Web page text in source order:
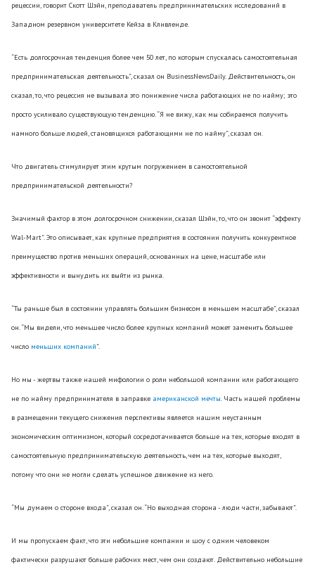
рецессии, говорит Скотт Шэйн, преподаватель предпринимательских исследований в
Западном резервном университете Кейза в Кливленде.
“Есть долгосрочная тенденция более чем 50 лет, по которым спускалась самостоятельная
предпринимательская деятельность”, сказал он BusinessNewsDaily. Действительность, он
сказал, то, что рецессия не вызывала это понижение числа работающих не по найму; это
просто усиливало существующую тенденцию. “Я не вижу, как мы собираемся получить
намного больше людей, становящихся работающими не по найму”, сказал он.
Что двигатель стимулирует этим крутым погружением в самостоятельной
предпринимательской деятельности?
Значимый фактор в этом долгосрочном снижении, сказал Шэйн, то, что он звонит “эффекту
Wal-Mart”. Это описывает, как крупные предприятия в состоянии получить конкурентное
преимущество против меньших операций, основанных на цене, масштабе или
эффективности и вынудить их выйти из рынка.
“Ты раньше был в состоянии управлять большим бизнесом в меньшем масштабе”, сказал
он. “Мы видели, что меньшее число более крупных компаний может заменить большее
число меньших компаний”.
Но мы - жертвы также нашей мифологии о роли небольшой компании или работающего
не по найму предпринимателя в заправке американской мечты. Часть нашей проблемы
в размещении текущего снижения перспективы является нашим неустанным
экономическим оптимизмом, который сосредотачивается больше на тех, которые входят в
самостоятельную предпринимательскую деятельность, чем на тех, которые выходят,
потому что они не могли сделать успешное движение из него.
“Мы думаем о стороне входа”, сказал он. “Но выходная сторона - люди части, забывают”.
И мы пропускаем факт, что эти небольшие компании и шоу с одним человеком
фактически разрушают больше рабочих мест, чем они создают. Действительно небольшие